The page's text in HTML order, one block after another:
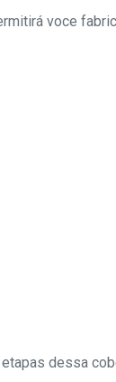
voce
dessa